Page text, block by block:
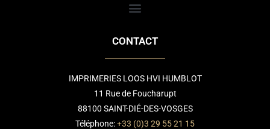
CONTACT
IMPRIMERIES LOOS HVI HUMBLOT
11 Rue de Foucharupt
88100 SAINT-DIÉ-DES-VOSGES
Téléphone:+33 (0)3 29 55 21 15